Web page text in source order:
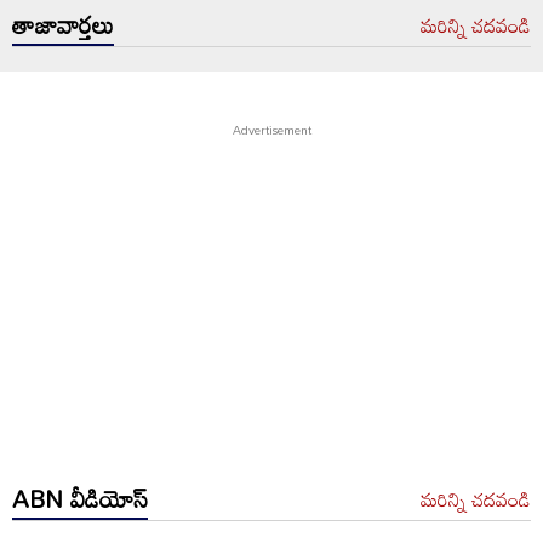
తాజావార్తలు మరిన్ని చదవండి
ABN వీడియోస్ మరిన్ని చదవండి